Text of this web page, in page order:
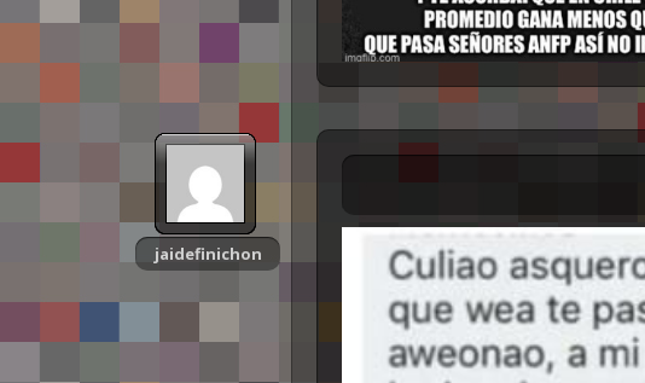
jaidefinichon